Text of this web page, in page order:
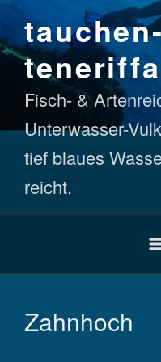
Zum
Inhalt
springen
Fisch- &
Unterwasser-
tief blaues
reicht.
Zahnhoch